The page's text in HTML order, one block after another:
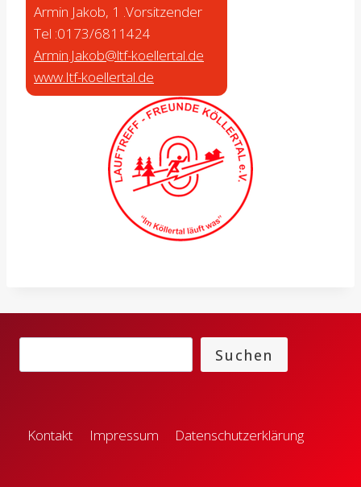
Armin Jakob, 1 .Vorsitzender
Tel :0173/6811424
Armin.Jakob@ltf-koellertal.de
www.Itf-koellertal.de
Suchen
Kontakt Impressum Datenschutzerklärung